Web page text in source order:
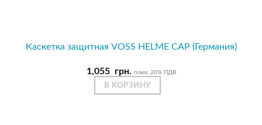
Каскетка защитная VOSS HELME CAP (Германия)
1,055 грн. плюс 20% ПДВ
В КОРЗИНУ